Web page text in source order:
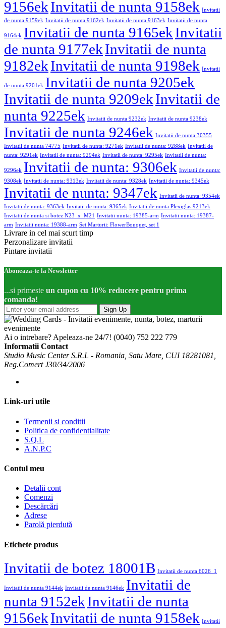
9156ekInvitatii de nunta 9158ek Invitatii
de nunta 9159ek Invitatii de nunta 9162ek Invitatii de nunta 9163ek Invitatii de nunta
9164ek Invitatii de nunta 9165ekInvitatii
de nunta 9177ekInvitatii de nunta
9182ekInvitatii de nunta 9198ek Invitatii
de nunta 9201ek Invitatii de nunta 9205ek
Invitatii de nunta 9209ekInvitatii de
nunta 9225ek Invitatii de nunta 9232ek Invitatii de nunta 9238ek
Invitatii de nunta 9246ek Invitatii de nunta 30355
Invitatii de nunta 74775 Invitatii de nunta: 9271ek Invitatii de nunta: 9288ek Invitatii de
nunta: 9291ek Invitatii de nunta: 9294ek Invitatii de nunta: 9295ek Invitatii de nunta:
9296ek Invitatii de nunta: 9306ek Invitatii de nunta:
9308ek Invitatii de nunta: 9313ek Invitatii de nunta: 9328ek Invitatii de nunta: 9345ek
Invitatii de nunta: 9347ek Invitatii de nunta: 9354ek
Invitatii de nunta: 9363ek Invitatii de nunta: 9365ek Invitatii de nunta Plexiglas 9213ek
Invitatii de nunta si botez N23_x_M21
Invitatii nunta: 19385-arm Invitatii nunta: 19387-
arm Invitatii nunta: 19388-arm Set Marturii: FlowerBouquet, set 1
Livrare in cel mai scurt timp
Perzonalizare invitatii
Pintare invitatii
Aboneaza-te la Newsletter
...si primeste un cupon cu 10% reducere pentru prima
comanda!
Sign Up
Ai o intrebare? Apeleaza-ne 24/7! (0040) 752 222 779
Informatii Contact
Studio Music Center S.R.L - Romania, Satu Mare, CUI 18281081,
Reg.Comert J30/34/2006
Link-uri utile
Termenii si conditii
Politica de confidentialitate
S.Q.L
A.N.P.C
Contul meu
Detalii cont
Comenzi
Descărcări
Adrese
Parolă pierdută
Etichete produs
Invitatii de botez 18001B Invitatii de nunta 6026_1
Invitatii de nunta 9144ek Invitatii de nunta 9146ek Invitatii de
nunta 9152ekInvitatii de nunta
9156ekInvitatii de nunta 9158ek Invitatii